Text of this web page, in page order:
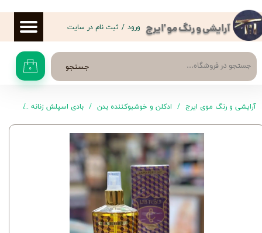
آرایشی و رنگ مو 'ایرج
جستجو ۰
ورود / ثبت نام در سایت
حساب کاربری من
تغییر گذر واژه
سفارشات
خروج از حساب کاربری
آرایشی و رنگ موی ایرج ادکلن و خوشبوکننده بدن بادی اسپلش زنانه